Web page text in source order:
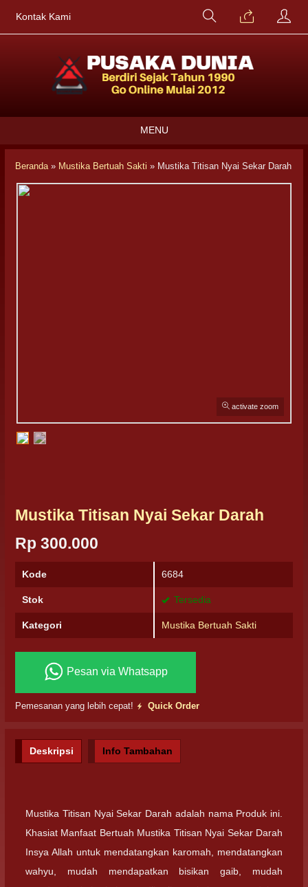
Kontak Kami
MENU
Beranda» Mustika Bertuah Sakti » Mustika Titisan Nyai Sekar Darah
activate zoom
Mustika Titisan Nyai Sekar Darah
Rp 300.000
Kode 6684
Stok Tersedia
Kategori Mustika Bertuah Sakti
Pesan via Whatsapp
Pemesanan yang lebih cepat! Quick Order
Deskripsi Info Tambahan
Mustika Titisan Nyai Sekar Darah adalah nama Produk ini.
Khasiat Manfaat Bertuah Mustika Titisan Nyai Sekar Darah
Insya Allah untuk mendatangkan karomah, mendatangkan
wahyu, mudah mendapatkan bisikan gaib, mudah